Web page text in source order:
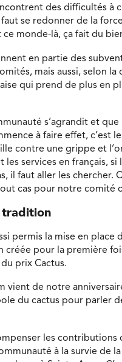
des difficultés à
se redonner de la
monde-là, ça fait du
en partie des
mais aussi, selon la
qui prend de plus en
s’agrandit et que
à faire effet, c’est
contre une grippe et
les services en français, si
il faut aller les chercher.
cas pour notre comité
tradition
permis la mise en place
créée pour la première
prix Cactus.
vient de notre
du cactus pour parler
les contributions
à la survie de